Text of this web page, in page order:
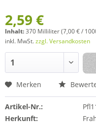
2,59 €
Inhalt:370 Milliliter (7,00 € /
inkl. MwSt.zzgl. Versandkosten
Merken
Artikel-Nr.:
Herkunft: